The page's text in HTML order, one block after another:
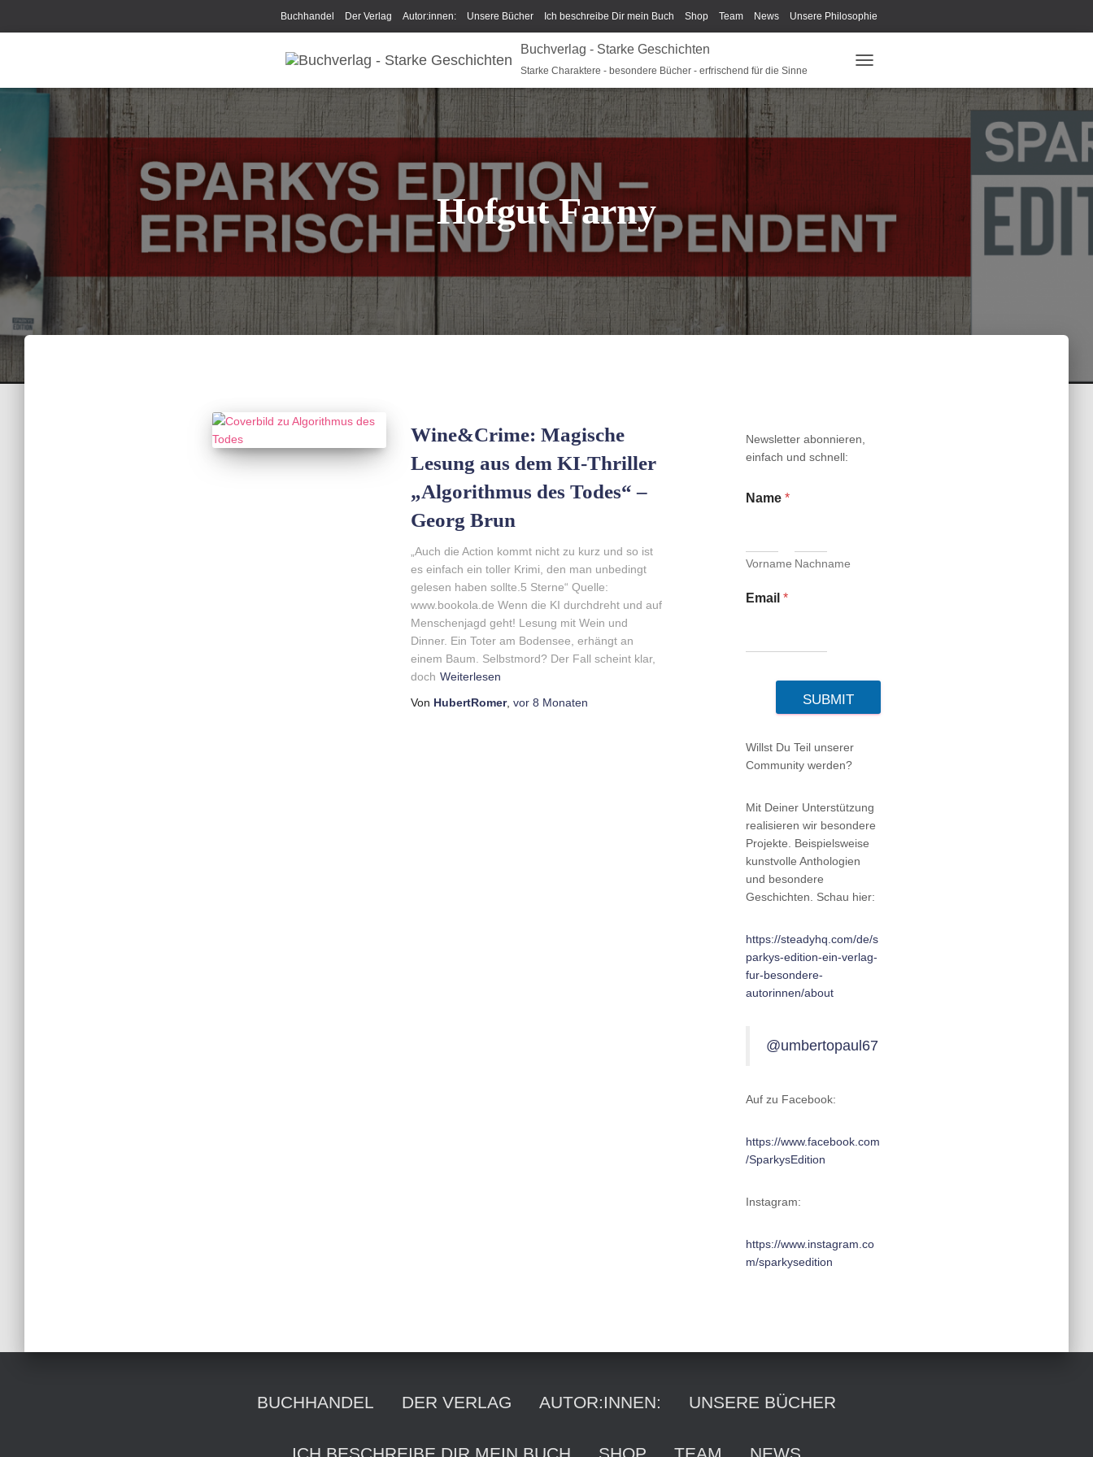
Buchhandel Der Verlag Autor:innen: Unsere Bücher Ich beschreibe Dir mein Buch Shop Team News Unsere Philosophie
Widerrufsrecht und Rückgaberecht Termine u Veranstaltungen Sparkys Fan-Shop
Buchverlag - Starke Geschichten
Starke Charaktere - besondere Bücher - erfrischend für die Sinne
A
V
N
T
Hofgut Farny
Wine&Crime: Magische
Lesung aus dem KI-Thriller
„Algorithmus des Todes“ –
Georg Brun
„Auch die Action kommt nicht zu kurz und so ist
es einfach ein toller Krimi, den man unbedingt
gelesen haben sollte.5 Sterne“ Quelle:
www.bookola.de Wenn die KI durchdreht und auf
Menschenjagd geht! Lesung mit Wein und
Dinner. Ein Toter am Bodensee, erhängt an
einem Baum. Selbstmord? Der Fall scheint klar,
doch Weiterlesen
Von HubertRomer, vor 8 Monaten
Newsletter abonnieren,
einfach und schnell:
Name*
Vorname Nachname
Email*
SUBMIT
Willst Du Teil unserer
Community werden?
Mit Deiner Unterstützung
realisieren wir besondere
Projekte. Beispielsweise
kunstvolle Anthologien
und besondere
Geschichten. Schau hier:
https://steadyhq.com/de/s
parkys-edition-ein-verlag-
fur-besondere-
autorinnen/about
@umbertopaul67
Auf zu Facebook:
https://www.facebook.com
/SparkysEdition
Instagram:
https://www.instagram.co
m/sparkysedition
BUCHHANDEL DER VERLAG AUTOR:INNEN: UNSERE BÜCHER